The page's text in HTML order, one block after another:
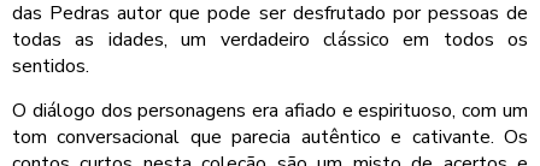
das Pedras autor que pode ser desfrutado por pessoas de
todas as idades, um verdadeiro clássico em todos os
sentidos.
O diálogo dos personagens era afiado e espirituoso, com um
tom conversacional que parecia autêntico e cativante. Os